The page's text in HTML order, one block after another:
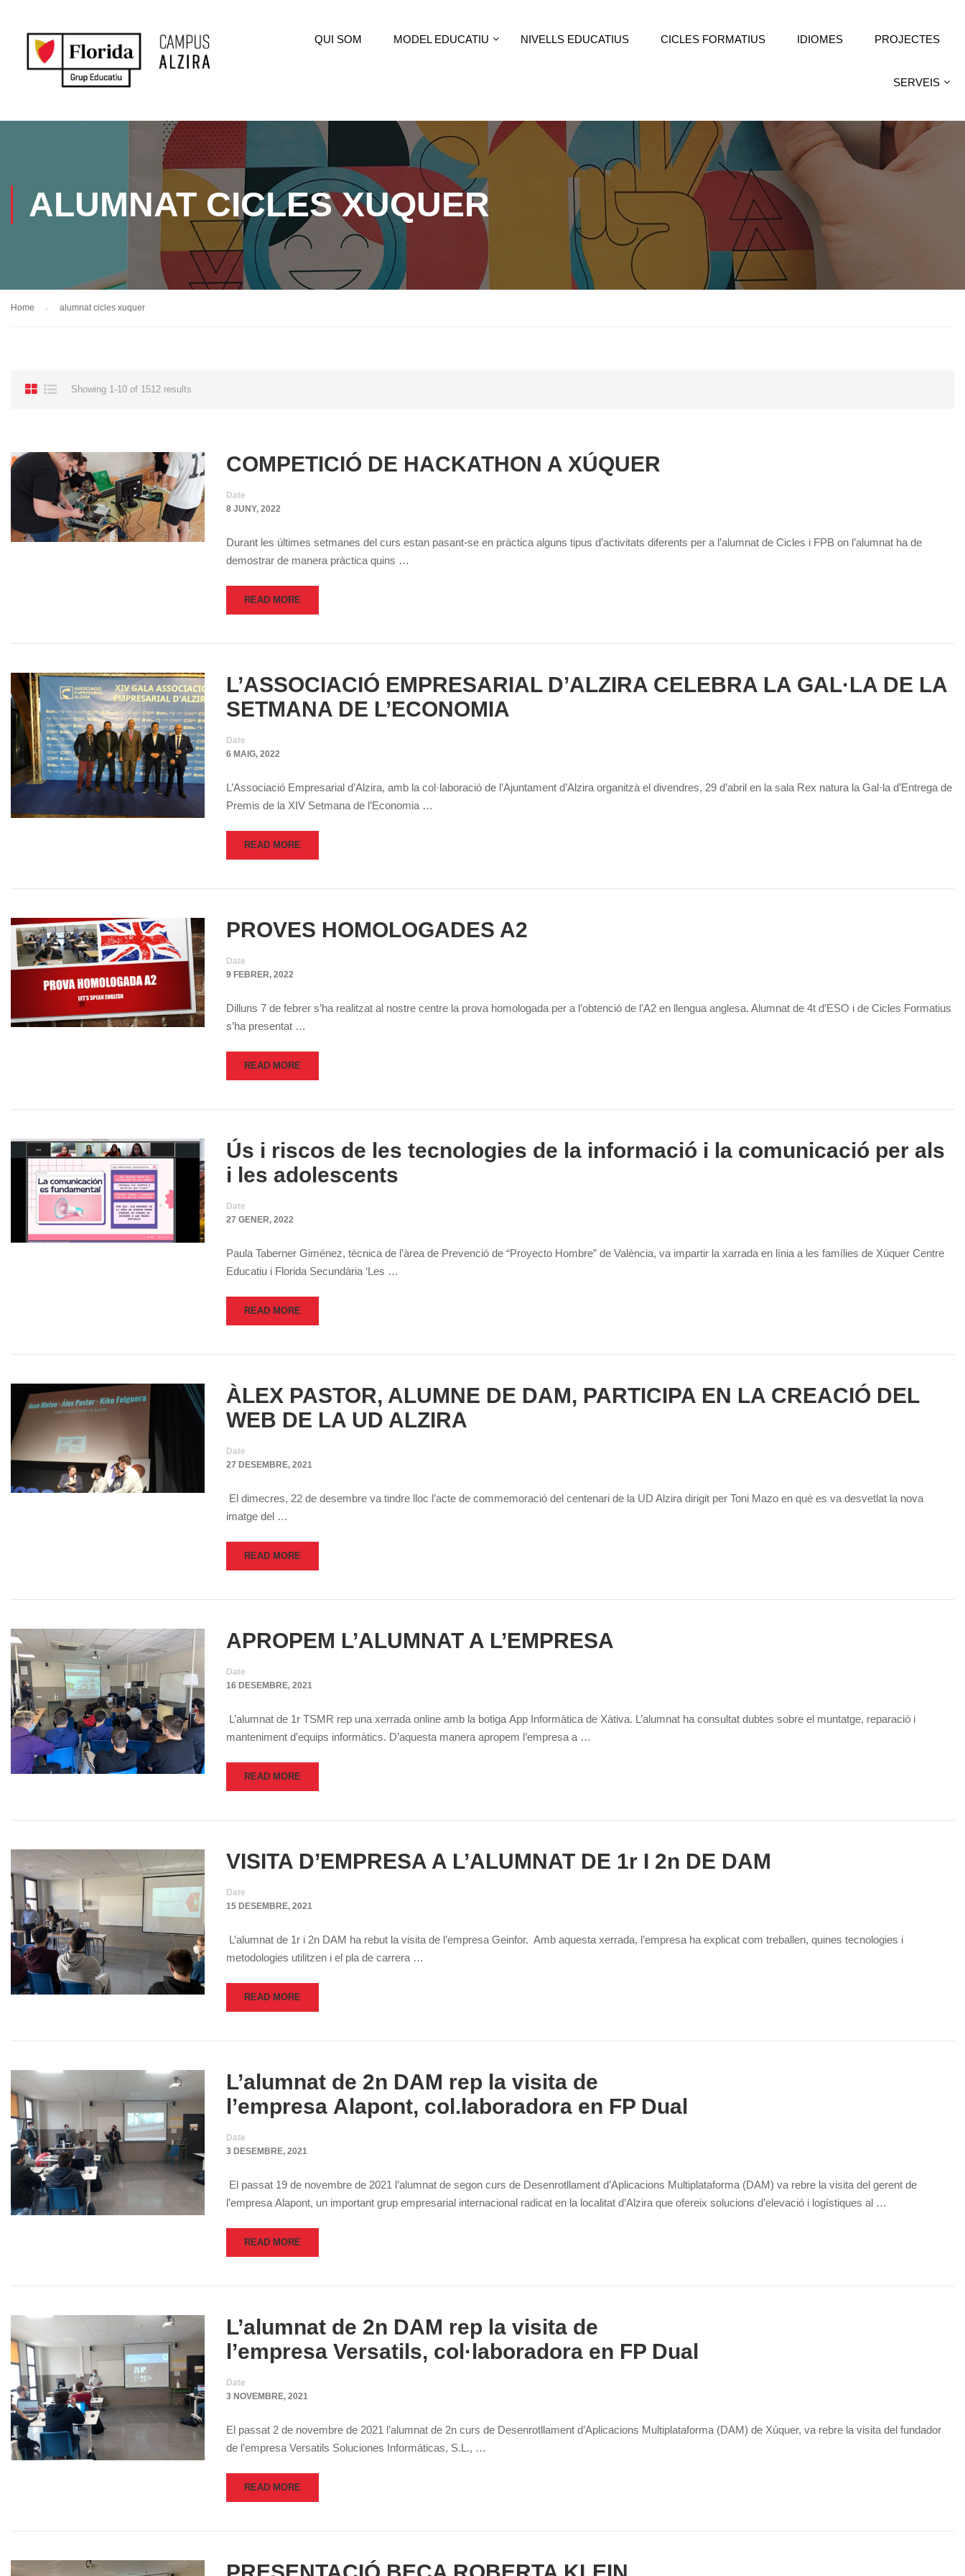
QUI SOM MODEL EDUCATIU NIVELLS EDUCATIUS CICLES FORMATIUS IDIOMES PROJECTES
SERVEIS
ALUMNAT CICLES XUQUER
Home alumnat cicles xuquer
Showing 1-10 of 1512 results
COMPETICIÓ DE HACKATHON A XÚQUER
Date
8 JUNY, 2022
Durant les últimes setmanes del curs estan pasant-se en pràctica alguns tipus d’activitats diferents per a l’alumnat de Cicles i FPB on l’alumnat ha de
demostrar de manera pràctica quins …
READ MORE
L’ASSOCIACIÓ EMPRESARIAL D’ALZIRA CELEBRA LA GAL·LA DE LA
SETMANA DE L’ECONOMIA
Date
6 MAIG, 2022
L’Associació Empresarial d’Alzira, amb la col·laboració de l’Ajuntament d’Alzira organitzà el divendres, 29 d’abril en la sala Rex natura la Gal·la d’Entrega de
Premis de la XIV Setmana de l’Economia …
READ MORE
PROVES HOMOLOGADES A2
Date
9 FEBRER, 2022
Dilluns 7 de febrer s’ha realitzat al nostre centre la prova homologada per a l’obtenció de l’A2 en llengua anglesa. Alumnat de 4t d’ESO i de Cicles Formatius
s’ha presentat …
READ MORE
Ús i riscos de les tecnologies de la informació i la comunicació per als
i les adolescents
Date
27 GENER, 2022
Paula Taberner Giménez, tècnica de l’àrea de Prevenció de “Proyecto Hombre” de València, va impartir la xarrada en línia a les famílies de Xúquer Centre
Educatiu i Florida Secundària ‘Les …
READ MORE
ÀLEX PASTOR, ALUMNE DE DAM, PARTICIPA EN LA CREACIÓ DEL
WEB DE LA UD ALZIRA
Date
27 DESEMBRE, 2021
El dimecres, 22 de desembre va tindre lloc l’acte de commemoració del centenari de la UD Alzira dirigit per Toni Mazo en què es va desvetlat la nova
imatge del …
READ MORE
APROPEM L’ALUMNAT A L’EMPRESA
Date
16 DESEMBRE, 2021
L’alumnat de 1r TSMR rep una xerrada online amb la botiga App Informàtica de Xàtiva. L’alumnat ha consultat dubtes sobre el muntatge, reparació i
manteniment d’equips informàtics. D’aquesta manera apropem l’empresa a …
READ MORE
VISITA D’EMPRESA A L’ALUMNAT DE 1r I 2n DE DAM
Date
15 DESEMBRE, 2021
L’alumnat de 1r i 2n DAM ha rebut la visita de l’empresa Geinfor. Amb aquesta xerrada, l’empresa ha explicat com treballen, quines tecnologies i
metodologies utilitzen i el pla de carrera …
READ MORE
L’alumnat de 2n DAM rep la visita de
l’empresa Alapont, col.laboradora en FP Dual
Date
3 DESEMBRE, 2021
El passat 19 de novembre de 2021 l’alumnat de segon curs de Desenrotllament d’Aplicacions Multiplataforma (DAM) va rebre la visita del gerent de
l’empresa Alapont, un important grup empresarial internacional radicat en la localitat d’Alzira que ofereix solucions d’elevació i logístiques al …
READ MORE
L’alumnat de 2n DAM rep la visita de
l’empresa Versatils, col·laboradora en FP Dual
Date
3 NOVEMBRE, 2021
El passat 2 de novembre de 2021 l’alumnat de 2n curs de Desenrotllament d’Aplicacions Multiplataforma (DAM) de Xúquer, va rebre la visita del fundador
de l’empresa Versatils Soluciones Informáticas, S.L., …
READ MORE